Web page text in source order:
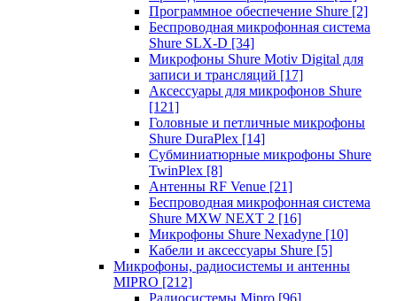
Программное обеспечение Shure [2]
Беспроводная микрофонная система
Shure SLX-D [34]
Микрофоны Shure Motiv Digital для
записи и трансляций [17]
Аксессуары для микрофонов Shure
[121]
Головные и петличные микрофоны
Shure DuraPlex [14]
Субминиатюрные микрофоны Shure
TwinPlex [8]
Антенны RF Venue [21]
Беспроводная микрофонная система
Shure MXW NEXT 2 [16]
Микрофоны Shure Nexadyne [10]
Кабели и аксессуары Shure [5]
Микрофоны, радиосистемы и антенны
MIPRO [212]
Радиосистемы Mipro [96]